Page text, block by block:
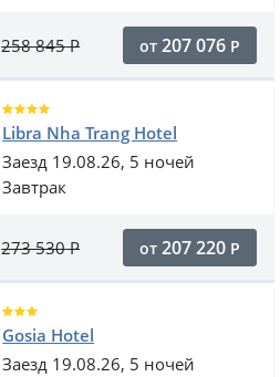
258 845Р от 207 076 Р
Libra Nha Trang Hotel
Заезд 19.08.26, 5 ночей
Завтрак
273 530Р от 207 220 Р
Gosia Hotel
Заезд 19.08.26, 5 ночей